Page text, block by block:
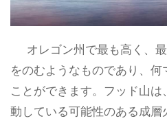
オレゴン州で最も高く、
をのむようなものであり、
ことができます。フッド山
動している可能性のある成層